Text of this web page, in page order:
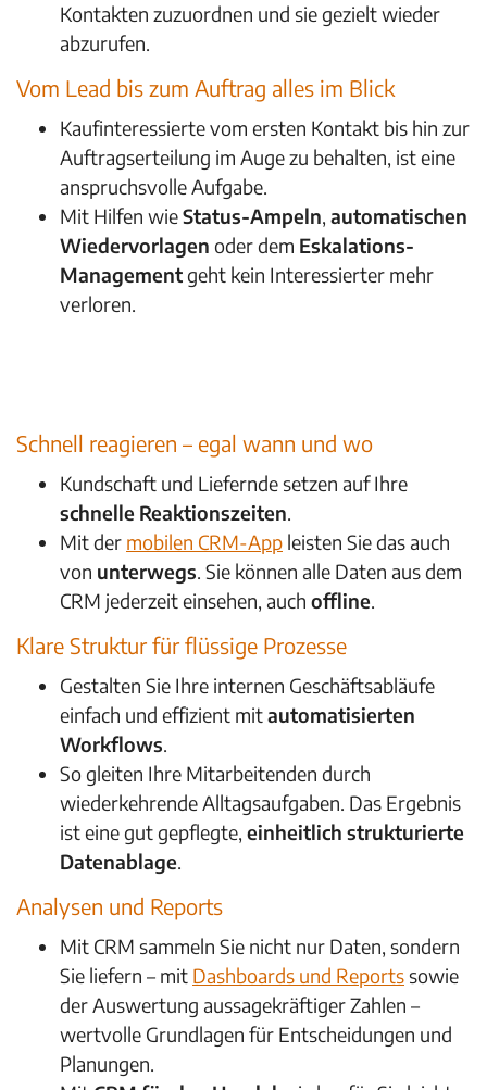
Kontakten zuzuordnen und sie gezielt wieder
abzurufen.
Vom Lead bis zum Auftrag alles im Blick
Kaufinteressierte vom ersten Kontakt bis hin zur
Auftragserteilung im Auge zu behalten, ist eine
anspruchsvolle Aufgabe.
Mit Hilfen wieStatus-Ampeln, automatischen
Wiedervorlagen oder dem Eskalations-
Managementgeht kein Interessierter mehr
verloren.
Schnell reagieren – egal wann und wo
Kundschaft und Liefernde setzen auf Ihre
schnelle Reaktionszeiten.
Mit der mobilen CRM-App leisten Sie das auch
von unterwegs. Sie können alle Daten aus dem
CRM jederzeit einsehen, auch offline.
Klare Struktur für flüssige Prozesse
Gestalten Sie Ihre internen Geschäftsabläufe
einfach und effizient mitautomatisierten
Workflows.
So gleiten Ihre Mitarbeitenden durch
wiederkehrende Alltagsaufgaben. Das Ergebnis
ist eine gut gepflegte, einheitlich strukturierte
Datenablage.
Analysen und Reports
Mit CRM sammeln Sie nicht nur Daten, sondern
Sie liefern – mit Dashboards und Reportssowie
der Auswertung aussagekräftigerZahlen –
wertvolle Grundlagen für Entscheidungen und
Planungen.